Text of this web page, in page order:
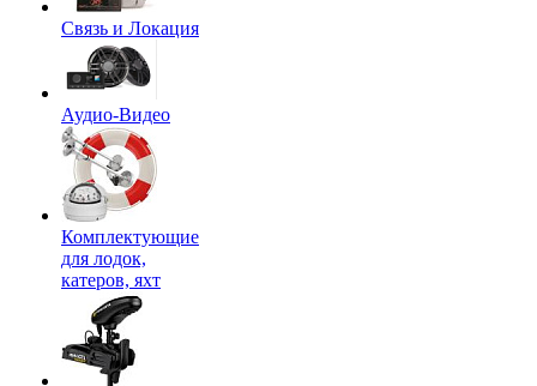
Связь и Локация
Аудио-Видео
Комплектующие
для лодок,
катеров, яхт